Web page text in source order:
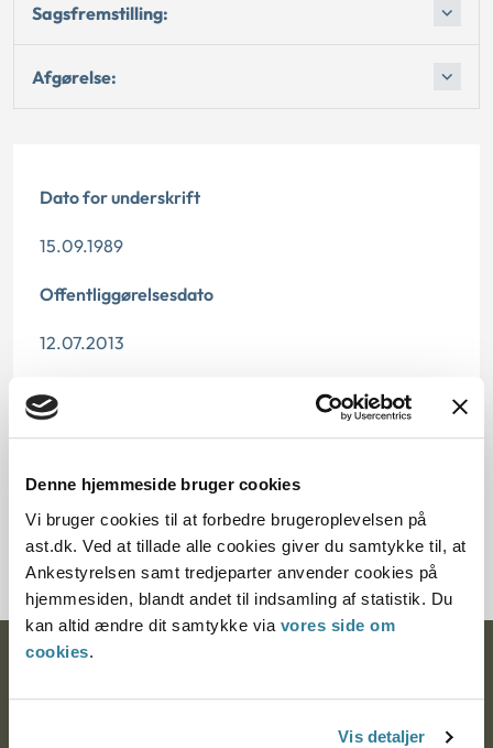
Denne hjemmeside bruger cookies
Vi bruger cookies til at forbedre brugeroplevelsen på
ast.dk. Ved at tillade alle cookies giver du samtykke til, at
Ankestyrelsen samt tredjeparter anvender cookies på
hjemmesiden, blandt andet til indsamling af statistik. Du
kan altid ændre dit samtykke via vores side om
cookies.
Vis detaljer
Sagsfremstilling:
Afgørelse:
Dato for underskrift
15.09.1989
Offentliggørelsesdato
12.07.2013
Paragraf
§ 10 § 1 § 9
Journalnummer
20297-88